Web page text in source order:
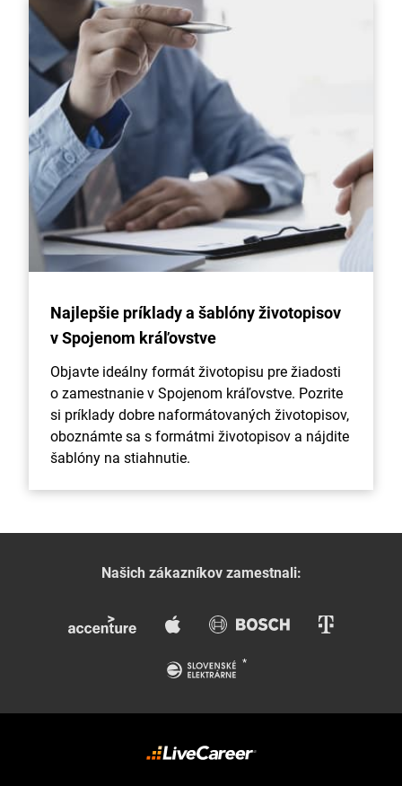
Najlepšie príklady a šablóny životopisov
v Spojenom kráľovstve
Objavte ideálny formát životopisu pre žiadosti
o zamestnanie v Spojenom kráľovstve. Pozrite
si príklady dobre naformátovaných životopisov,
oboznámte sa s formátmi životopisov a nájdite
šablóny na stiahnutie.
Našich zákazníkov zamestnali: